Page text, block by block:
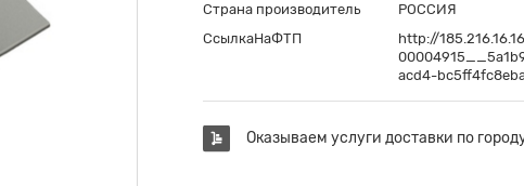
Страна производитель
РОССИЯ
СсылкаНаФТП
http://
acd4-
Оказываем услуги доставки по